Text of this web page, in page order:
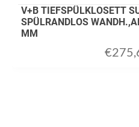
V+B TIEFSPÜLKLOSETT
SPÜLRANDLOS
MM
€ ADD